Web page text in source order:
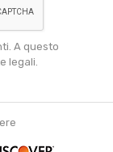
A questo
legali.